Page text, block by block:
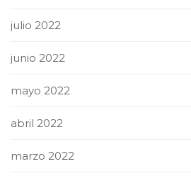
julio 2022
junio 2022
mayo 2022
abril 2022
marzo 2022